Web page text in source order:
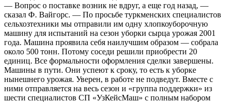
— Вопрос о поставке возник не вдруг, а еще год назад, —
сказал Ф. Вайгорс. — По просьбе туркменских специалистов
сельхозтехники мы отправили им одну хлопкоуборочную
машину для испытаний на сезон уборки сырца урожая 2001
года. Машина проявила себя наилучшим образом — собрала
около 500 тонн. Потому соседи решили приобрести 20
единиц. Все формальности оформления сделки завершены.
Машины в пути. Они успеют к сроку, то есть к уборке
нынешнего урожая. Уверен, в работе не подведут. Вместе с
ними отправляется на весь сезон и «группа поддержки» из
шести специалистов СП «УзКейсМаш» с полным набором